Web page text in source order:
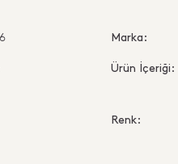
Marka:
Ürün İçeriği:
Renk: